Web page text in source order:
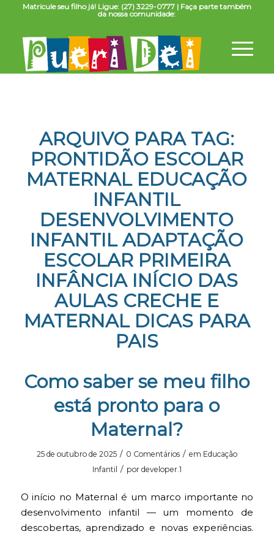
Matricule seu filho já! Ligue: (27) 3229-0777 | Faça parte também
da nossa comunidade:
ARQUIVO PARA TAG:
PRONTIDÃO ESCOLAR
MATERNAL EDUCAÇÃO
INFANTIL
DESENVOLVIMENTO
INFANTIL ADAPTAÇÃO
ESCOLAR PRIMEIRA
INFÂNCIA INÍCIO DAS
AULAS CRECHE E
MATERNAL DICAS PARA
PAIS
Como saber se meu filho
está pronto para o
Maternal?
25 de outubro de 2025 / 0 Comentários / em Educação
Infantil / por developer.1
O início no Maternal é um marco importante no
desenvolvimento infantil — um momento de
descobertas, aprendizado e novas experiências.